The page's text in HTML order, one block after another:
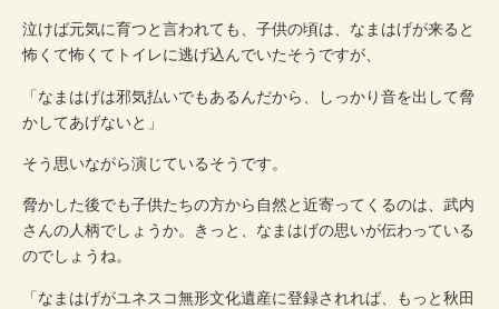
泣けば元気に育つと言われても、子供の頃は、なまはげが来ると
怖くて怖くてトイレに逃げ込んでいたそうですが、
「なまはげは邪気払いでもあるんだから、しっかり音を出して脅
かしてあげないと」
そう思いながら演じているそうです。
脅かした後でも子供たちの方から自然と近寄ってくるのは、武内
さんの人柄でしょうか。きっと、なまはげの思いが伝わっている
のでしょうね。
「なまはげがユネスコ無形文化遺産に登録されれば、もっと秋田